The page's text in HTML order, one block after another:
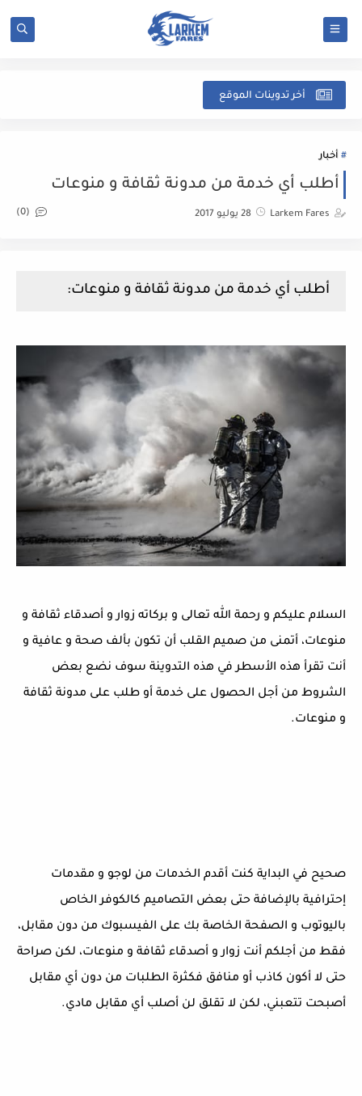
أخر تدوينات الموقع
أخبار
أطلب أي خدمة من مدونة ثقافة و منوعات
Larkem Fares 28 يوليو 2017 (0)
أطلب أي خدمة من مدونة ثقافة و منوعات:
السلام عليكم و رحمة الله تعالى و بركاته زوار و أصدقاء ثقافة و
منوعات، أتمنى من صميم القلب أن تكون بألف صحة و عافية و
أنت تقرأ هذه الأسطر في هذه التدوينة سوف نضع بعض
الشروط من أجل الحصول على خدمة أو طلب على مدونة ثقافة
و منوعات.
صحيح في البداية كنت أقدم الخدمات من لوجو و مقدمات
إحترافية بالإضافة حتى بعض التصاميم كالكوفر الخاص
باليوتوب و الصفحة الخاصة بك على الفيسبوك من دون مقابل،
فقط من أجلكم أنت زوار و أصدقاء ثقافة و منوعات، لكن صراحة
حتى لا أكون كاذب أو منافق فكثرة الطلبات من دون أي مقابل
أصبحت تتعبني، لكن لا تقلق لن أصلب أي مقابل مادي.